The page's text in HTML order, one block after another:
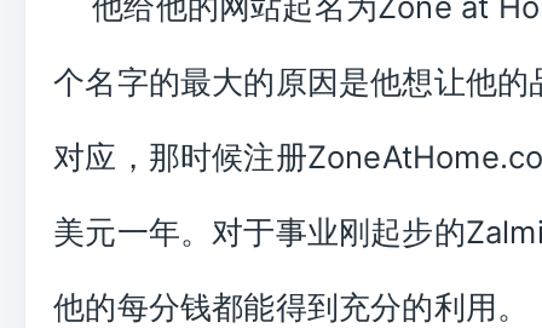
个名字的最大的原因是他想让他的
对应，那时候注册
美元一年。对于事业刚起步的
他的每分钱都能得到充分的利用。